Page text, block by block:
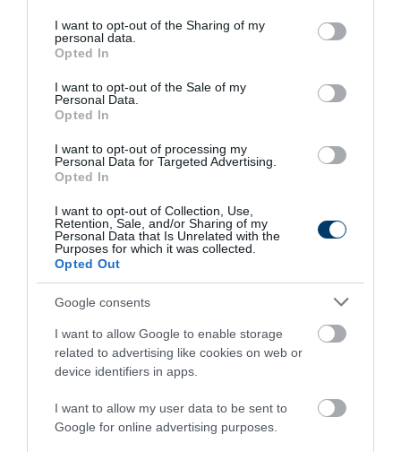
not limited to your visit or usage behaviour. You may click to
grant or deny consent to Google and its third-party tags to
use your data for below specified purposes in below Google
consent section.
I want to opt-out of the Sharing of my
personal data.
Opted In
I want to opt-out of the Sale of my
Personal Data.
Opted In
I want to opt-out of processing my
Personal Data for Targeted Advertising.
Opted In
I want to opt-out of Collection, Use,
Retention, Sale, and/or Sharing of my
Personal Data that Is Unrelated with the
Purposes for which it was collected.
Opted Out
Google consents
I want to allow Google to enable storage
related to advertising like cookies on web or
device identifiers in apps.
I want to allow my user data to be sent to
Google for online advertising purposes.
recept egyszerűen
Szoky konyhájából!
Göngyölt Töltött Karaj
Parázs Burgonyával
Betyárgombóc, ami
gyors, finom vacsora
Legnépszerűbb
elképesztően
szaftos a
csirkecomb: a
Ezért olyan
elképesztően